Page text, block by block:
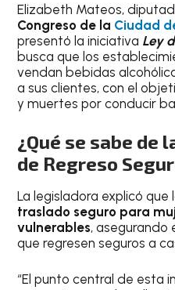
Elizabeth Mateos,
Congreso de la Ciudad
presentó la iniciativa Ley
busca que los
vendan bebidas
a sus clientes, con el
y muertes por conducir
¿Qué se sabe de
de Regreso
La legisladora explicó
traslado seguro para
vulnerables, asegurando
que regresen seguros a
“El punto central de esta